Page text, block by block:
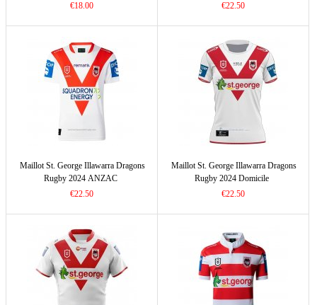
€18.00
€22.50
Maillot St. George Illawarra Dragons
Rugby 2024 ANZAC
€22.50
Maillot St. George Illawarra Dragons
Rugby 2024 Domicile
€22.50